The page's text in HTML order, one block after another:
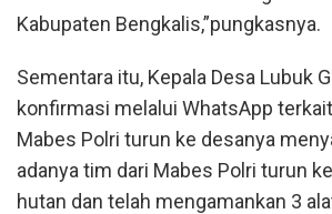
Kabupaten Bengkalis,”pungkasnya.
Sementara itu, Kepala Desa Lubuk
konfirmasi melalui WhatsApp
Mabes Polri turun ke desanya
adanya tim dari Mabes Polri turun
hutan dan telah mengamankan 3